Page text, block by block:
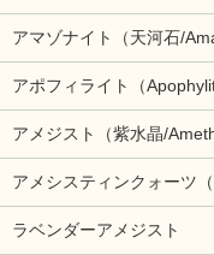
アマゾナイト（天河石/
アポフィライト（
アメジスト（紫水晶/
アメシスティンクォーツ
ラベンダーアメジスト